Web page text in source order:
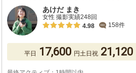
あけだ まき
女性 撮影実績248回
4.98
158件
平日 17,600 円土日祝 21,120